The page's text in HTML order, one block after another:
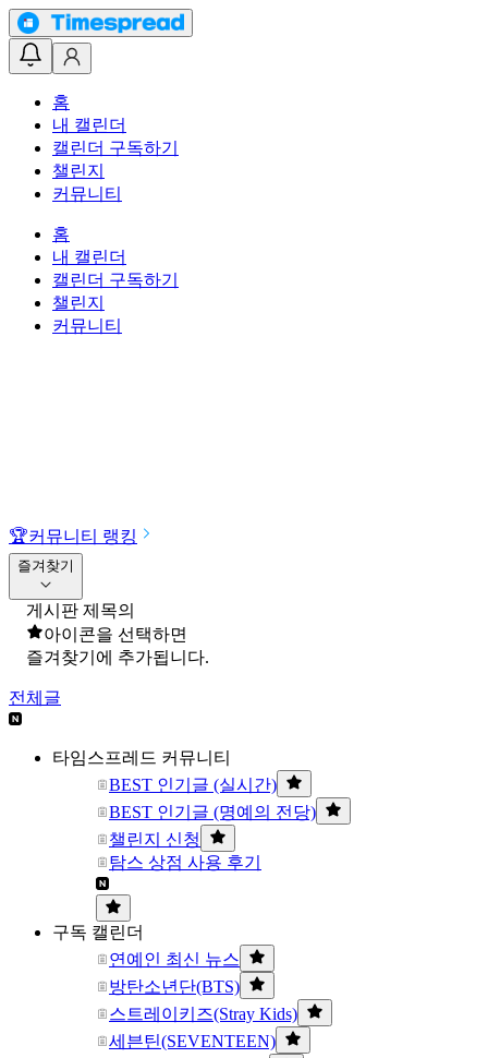
홈
내 캘린더
캘린더 구독하기
챌린지
커뮤니티
홈
내 캘린더
캘린더 구독하기
챌린지
커뮤니티
🏆커뮤니티 랭킹
즐겨찾기
게시판 제목의
아이콘을 선택하면
즐겨찾기에 추가됩니다.
전체글
타임스프레드 커뮤니티
BEST 인기글 (실시간)
BEST 인기글 (명예의 전당)
챌린지 신청
탐스 상점 사용 후기
구독 캘린더
연예인 최신 뉴스
방탄소년단(BTS)
스트레이키즈(Stray Kids)
세븐틴(SEVENTEEN)